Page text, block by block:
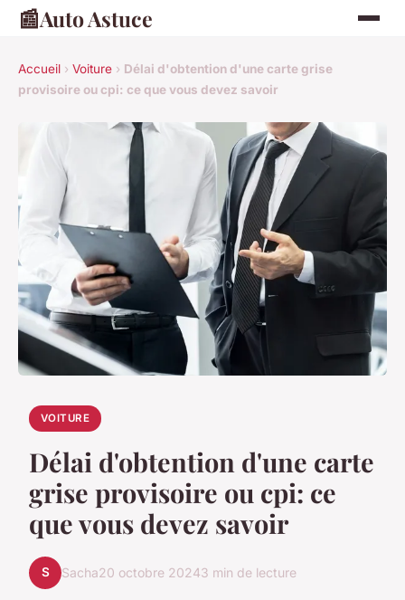
📰Auto Astuce
Accueil › Voiture › Délai d'obtention d'une carte grise
provisoire ou cpi: ce que vous devez savoir
VOITURE
Délai d'obtention d'une carte
grise provisoire ou cpi: ce
que vous devez savoir
S Sacha20 octobre 20243 min de lecture